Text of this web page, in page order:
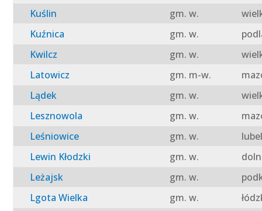
Kuślin
gm. w.
Kuźnica
gm. w.
Kwilcz
gm. w.
Latowicz
gm. m-w.
Lądek
gm. w.
Lesznowola
gm. w.
Leśniowice
gm. w.
Lewin Kłodzki
gm. w.
Leżajsk
gm. w.
Lgota Wielka
gm. w.